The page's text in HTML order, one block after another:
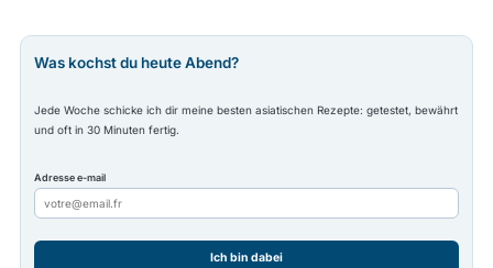
Was kochst du heute Abend?
Jede Woche schicke ich dir meine besten asiatischen Rezepte: getestet, bewährt
und oft in 30 Minuten fertig.
Adresse e-mail
Ich bin dabei